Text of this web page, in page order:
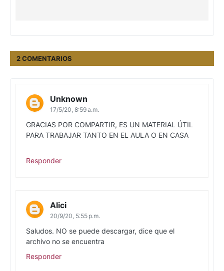
2 COMENTARIOS
Unknown
17/5/20, 8:59 a.m.
GRACIAS POR COMPARTIR, ES UN MATERIAL ÚTIL
PARA TRABAJAR TANTO EN EL AULA O EN CASA
Responder
Alici
20/9/20, 5:55 p.m.
Saludos. NO se puede descargar, dice que el
archivo no se encuentra
Responder